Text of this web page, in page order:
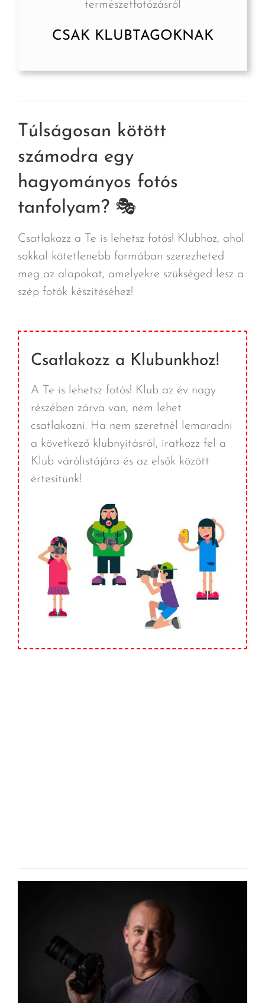
természetfotózásról
CSAK KLUBTAGOKNAK
Túlságosan kötött
számodra egy
hagyományos fotós
tanfolyam? 🎭
Csatlakozz a Te is lehetsz fotós! Klubhoz, ahol
sokkal kötetlenebb formában szerezheted
meg az alapokat, amelyekre szükséged lesz a
szép fotók készítéséhez!
Csatlakozz a Klubunkhoz!
A Te is lehetsz fotós! Klub az év nagy
részében zárva van, nem lehet
csatlakozni. Ha nem szeretnél lemaradni
a következő klubnyitásról, iratkozz fel a
Klub várólistájára és az elsők között
értesítünk!